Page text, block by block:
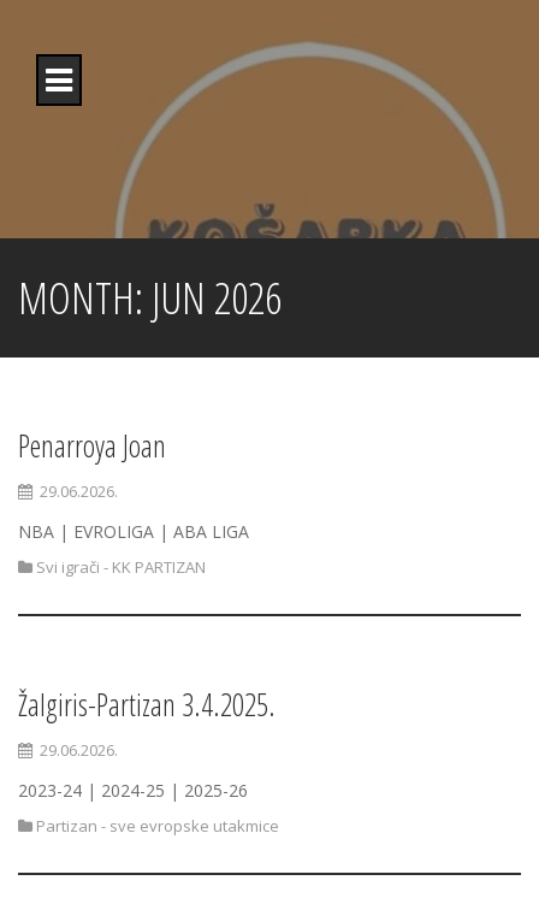
content
MONTH: JUN 2026
Penarroya Joan
29.06.2026.
NBA | EVROLIGA | ABA LIGA
Svi igrači - KK PARTIZAN
Žalgiris-Partizan 3.4.2025.
29.06.2026.
2023-24 | 2024-25 | 2025-26
Partizan - sve evropske utakmice